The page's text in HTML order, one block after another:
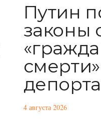
Путин
законы
4 августа 2026